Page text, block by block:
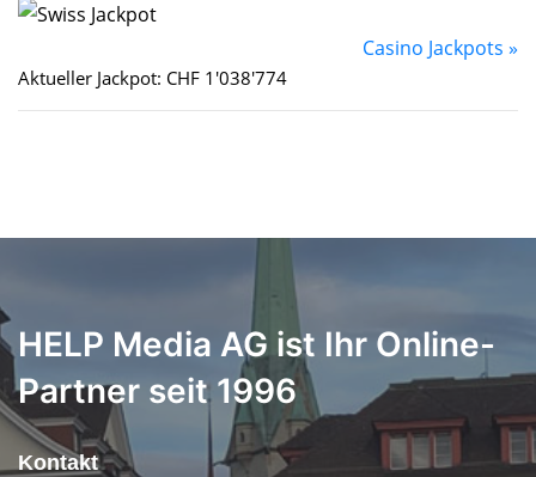
Casino Jackpots »
Aktueller Jackpot: CHF 1'038'774
HELP Media AG ist Ihr Online-
Partner seit 1996
Kontakt